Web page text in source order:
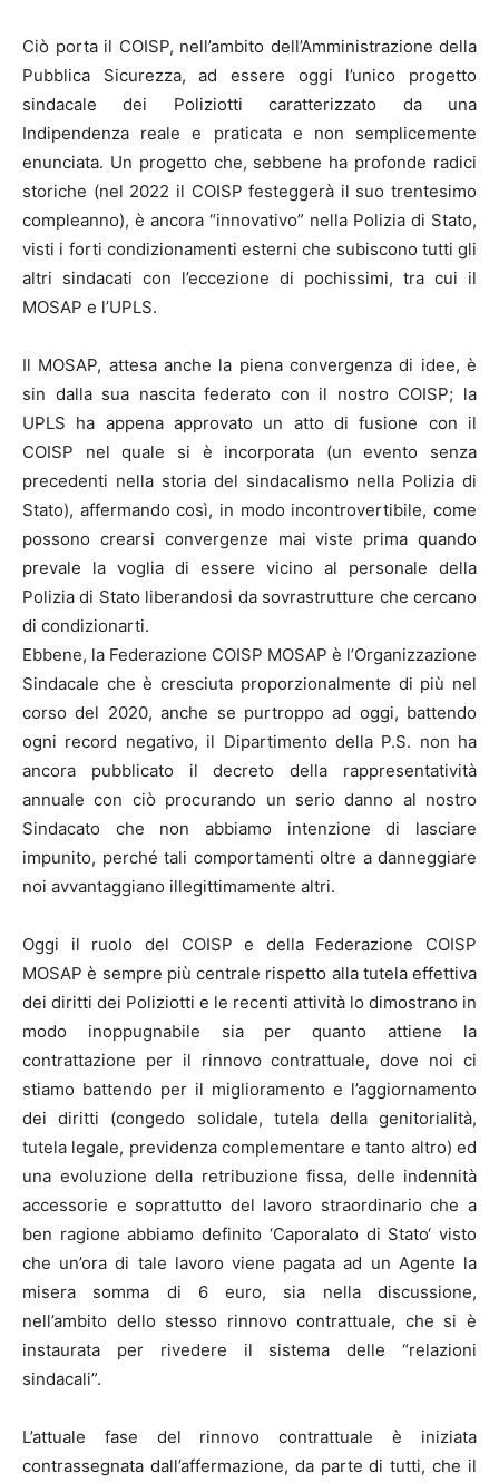
Ciò porta il COISP, nell’ambito dell’Amministrazione della
Pubblica Sicurezza, ad essere oggi l’unico progetto
sindacale dei Poliziotti caratterizzato da una
Indipendenza reale e praticata e non semplicemente
enunciata. Un progetto che, sebbene ha profonde radici
storiche (nel 2022 il COISP festeggerà il suo trentesimo
compleanno), è ancora “innovativo” nella Polizia di Stato,
visti i forti condizionamenti esterni che subiscono tutti gli
altri sindacati con l’eccezione di pochissimi, tra cui il
MOSAP e l’UPLS.
Il MOSAP, attesa anche la piena convergenza di idee, è
sin dalla sua nascita federato con il nostro COISP; la
UPLS ha appena approvato un atto di fusione con il
COISP nel quale si è incorporata (un evento senza
precedenti nella storia del sindacalismo nella Polizia di
Stato), affermando così, in modo incontrovertibile, come
possono crearsi convergenze mai viste prima quando
prevale la voglia di essere vicino al personale della
Polizia di Stato liberandosi da sovrastrutture che cercano
di condizionarti.
Ebbene, la Federazione COISP MOSAP è l’Organizzazione
Sindacale che è cresciuta proporzionalmente di più nel
corso del 2020, anche se purtroppo ad oggi, battendo
ogni record negativo, il Dipartimento della P.S. non ha
ancora pubblicato il decreto della rappresentatività
annuale con ciò procurando un serio danno al nostro
Sindacato che non abbiamo intenzione di lasciare
impunito, perché tali comportamenti oltre a danneggiare
noi avvantaggiano illegittimamente altri.
Oggi il ruolo del COISP e della Federazione COISP
MOSAP è sempre più centrale rispetto alla tutela effettiva
dei diritti dei Poliziotti e le recenti attività lo dimostrano in
modo inoppugnabile sia per quanto attiene la
contrattazione per il rinnovo contrattuale, dove noi ci
stiamo battendo per il miglioramento e l’aggiornamento
dei diritti (congedo solidale, tutela della genitorialità,
tutela legale, previdenza complementare e tanto altro) ed
una evoluzione della retribuzione fissa, delle indennità
accessorie e soprattutto del lavoro straordinario che a
ben ragione abbiamo definito ‘Caporalato di Stato‘ visto
che un’ora di tale lavoro viene pagata ad un Agente la
misera somma di 6 euro, sia nella discussione,
nell’ambito dello stesso rinnovo contrattuale, che si è
instaurata per rivedere il sistema delle “relazioni
sindacali”.
L’attuale fase del rinnovo contrattuale è iniziata
contrassegnata dall’affermazione, da parte di tutti, che il